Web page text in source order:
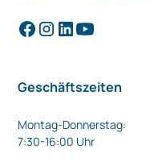
Geschäftszeiten
Montag-Donnerstag:
7:30-16:00 Uhr